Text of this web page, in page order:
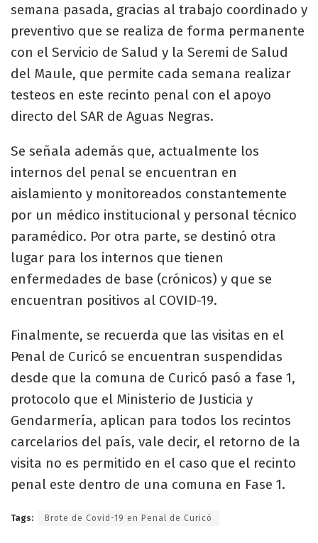
semana pasada, gracias al trabajo coordinado y
preventivo que se realiza de forma permanente
con el Servicio de Salud y la Seremi de Salud
del Maule, que permite cada semana realizar
testeos en este recinto penal con el apoyo
directo del SAR de Aguas Negras.
Se señala además que, actualmente los
internos del penal se encuentran en
aislamiento y monitoreados constantemente
por un médico institucional y personal técnico
paramédico. Por otra parte, se destinó otra
lugar para los internos que tienen
enfermedades de base (crónicos) y que se
encuentran positivos al COVID-19.
Finalmente, se recuerda que las visitas en el
Penal de Curicó se encuentran suspendidas
desde que la comuna de Curicó pasó a fase 1,
protocolo que el Ministerio de Justicia y
Gendarmería, aplican para todos los recintos
carcelarios del país, vale decir, el retorno de la
visita no es permitido en el caso que el recinto
penal este dentro de una comuna en Fase 1.
Tags: Brote de Covid-19 en Penal de Curicó